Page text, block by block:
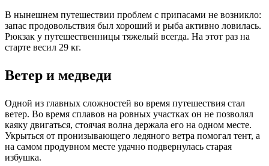
В нынешнем путешествии проблем с припасами не возникло:
запас продовольствия был хороший и рыба активно ловилась.
Рюкзак у путешественницы тяжелый всегда. На этот раз на
старте весил 29 кг.
Ветер и медведи
Одной из главных сложностей во время путешествия стал
ветер. Во время сплавов на ровных участках он не позволял
каяку двигаться, стоячая волна держала его на одном месте.
Укрыться от пронизывающего ледяного ветра помогал тент, а
на самом продувном месте удачно подвернулась старая
избушка.